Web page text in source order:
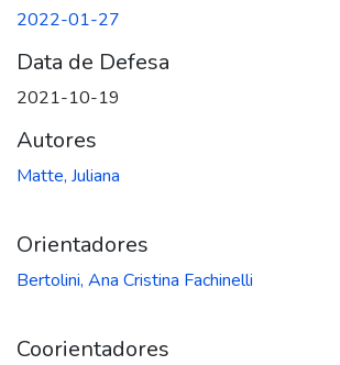
2022-01-27
Data de Defesa
2021-10-19
Autores
Matte, Juliana
Orientadores
Bertolini, Ana Cristina Fachinelli
Coorientadores